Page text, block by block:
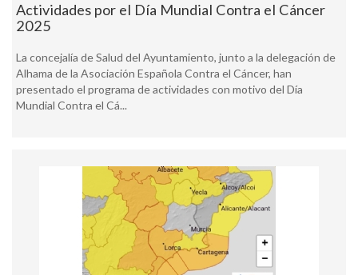
Actividades por el Día Mundial Contra el Cáncer
2025
La concejalía de Salud del Ayuntamiento, junto a la delegación de
Alhama de la Asociación Española Contra el Cáncer, han
presentado el programa de actividades con motivo del Día
Mundial Contra el Cá...